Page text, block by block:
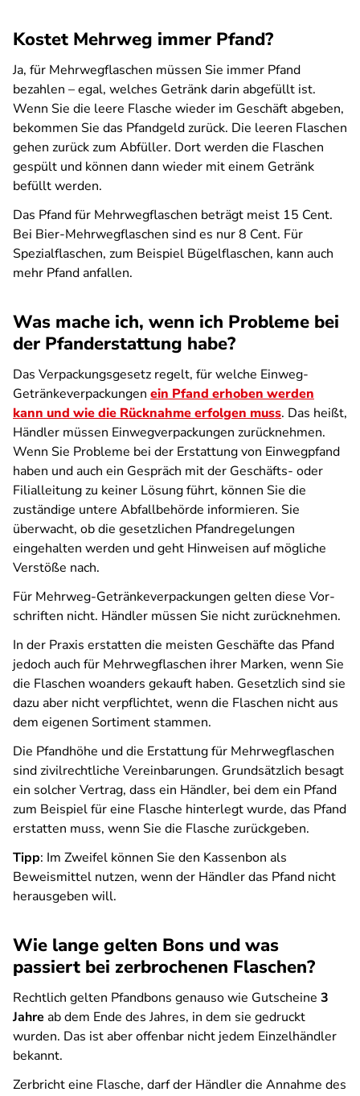
Kostet Mehrweg immer Pfand?
Ja, für Mehrwegflaschen müssen Sie im­mer Pfand
bezahlen – egal, welches Getränk darin abgefüllt ist.
Wenn Sie die leere Flasche wieder im Ge­schäft abgeben,
be­kommen Sie das Pfandgeld zurück. Die leeren Flaschen
gehen zu­rück zum Ab­füller. Dort wer­den die Flaschen
gespült und können dann wieder mit ei­nem Getränk
befüllt wer­den.
Das Pfand für Mehrwegflaschen beträgt meist 15 Cent.
Bei Bier-Mehrwegfla­schen sind es nur 8 Cent. Für
Spezialflaschen, zum Bei­spiel Bügel­flaschen, kann auch
mehr Pfand anfallen.
Was mache ich, wenn ich Probleme bei
der Pfanderstattung habe?
Das Verpackungsgesetz regelt, für welche Einweg-
Getränkeverpackungen ein Pfand erhoben werden
kann und wie die Rück­nahme erfolgen muss. Das heißt,
Händler müssen Einwegverpackungen zurücknehmen.
Wenn Sie Probleme bei der Erstattung von Einwegpfand
haben und auch ein Gespräch mit der Geschäfts- oder
Filialleitung zu keiner Lösung führt, können Sie die
zuständige untere Abfallbehörde informieren. Sie
überwacht, ob die gesetzlichen Pfandregelungen
eingehalten werden und geht Hinweisen auf mögliche
Verstöße nach.
Für Mehr­weg-Ge­tränkeverpackungen gelten diese Vor­
schrif­ten nicht. Händler müssen Sie nicht zurücknehmen.
In der Praxis erstatten die meisten Geschäfte das Pfand
jedoch auch für Mehrwegflaschen ihrer Marken, wenn Sie
die Flaschen woanders gekauft haben. Gesetzlich sind sie
dazu aber nicht verpflichtet, wenn die Flaschen nicht aus
dem eigenen Sortiment stammen.
Die Pfandhöhe und die Erstattung für Mehrwegflaschen
sind zivil­rechtliche Vereinbarungen. Grundsätzlich besagt
ein solcher Vertrag, dass ein Händler, bei dem ein Pfand
zum Beispiel für eine Flasche hinterlegt wurde, das Pfand
erstatten muss, wenn Sie die Flasche zurückgeben.
Tipp: Im Zweifel können Sie den Kassenbon als
Beweismittel nutzen, wenn der Händler das Pfand nicht
herausgeben will.
Wie lange gelten Bons und was
passiert bei zerbrochenen Flaschen?
Rechtlich gelten Pfandbons genauso wie Gutscheine 3
Jahre ab dem Ende des Jahres, in dem sie gedruckt
wurden. Das ist aber offenbar nicht jedem Einzelhändler
bekannt.
Zerbricht eine Flasche, darf der Händler die An­nahme des